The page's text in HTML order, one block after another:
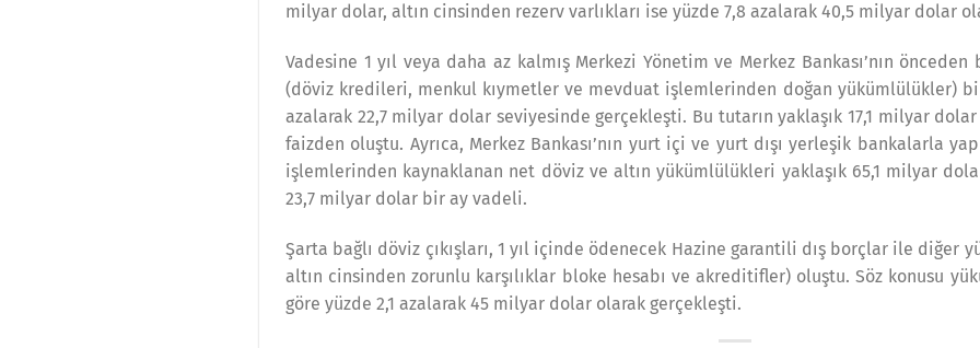
milyar dolar, altın cinsinden rezerv varlıkları ise yüzde 7,8 azalarak 40,5 milyar dolar
Vadesine 1 yıl veya daha az kalmış Merkezi Yönetim ve Merkez Bankası’nın önceden
(döviz kredileri, menkul kıymetler ve mevduat işlemlerinden doğan yükümlülükler)
azalarak 22,7 milyar dolar seviyesinde gerçekleşti. Bu tutarın yaklaşık 17,1 milyar
faizden oluştu. Ayrıca, Merkez Bankası’nın yurt içi ve yurt dışı yerleşik bankalarla
işlemlerinden kaynaklanan net döviz ve altın yükümlülükleri yaklaşık 65,1 milyar
23,7 milyar dolar bir ay vadeli.
Şarta bağlı döviz çıkışları, 1 yıl içinde ödenecek Hazine garantili dış borçlar ile diğer
altın cinsinden zorunlu karşılıklar bloke hesabı ve akreditifler) oluştu. Söz konusu
göre yüzde 2,1 azalarak 45 milyar dolar olarak gerçekleşti.